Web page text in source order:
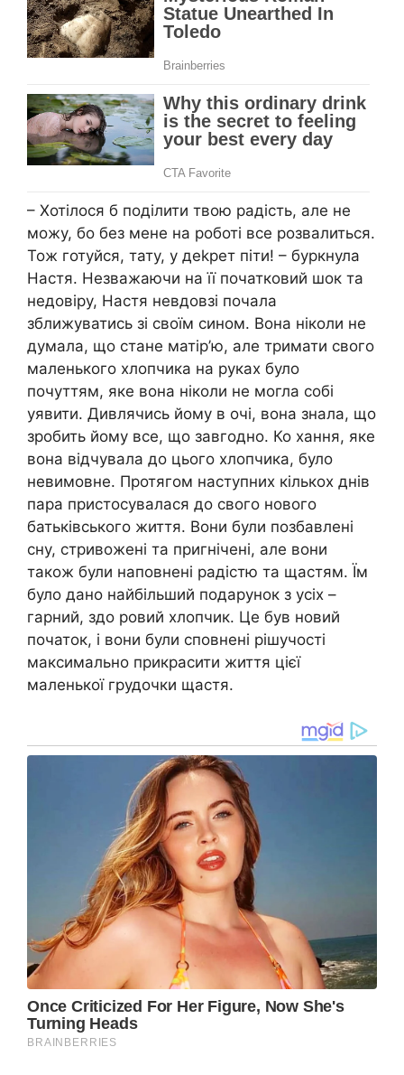
– Хотілося б поділити твою радість, але не
можу, бо без мене на роботі все розвалиться.
Тож готуйся, тату, у деkрет піти! – буркнула
Настя. Незважаючи на її початковий шок та
недовіру, Настя невдовзі почала
зближуватись зі своїм сином. Вона ніколи не
думала, що стане матір’ю, але тримати свого
маленького хлопчика на руках було
почуттям, яке вона ніколи не могла собі
уявити. Дивлячись йому в очі, вона знала, що
зробить йому все, що завгодно. Ко хання, яке
вона відчувала до цього хлопчика, було
невимовне. Протягом наступних кількох днів
пара пристосувалася до свого нового
батьківського життя. Вони були позбавлені
сну, стривожені та пригнічені, але вони
також були наповнені радістю та щастям. Їм
було дано найбільший подарунок з усіх –
гарний, здо ровий хлопчик. Це був новий
початок, і вони були сповнені рішучості
максимально прикрасити життя цієї
маленької грудочки щастя.